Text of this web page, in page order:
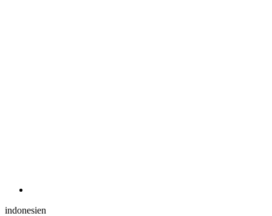
indonesien